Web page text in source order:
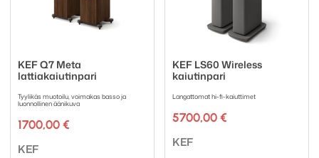
KEF Q7 Meta
lattiakaiutinpari
Tyylikäs muotoilu, voimakas basso ja
luonnollinen äänikuva
1700,00 €
Tuotemerkki:
KEF
KEF LS60 Wireless
kaiutinpari
Langattomat hi-fi-kaiuttimet
5700,00 €
Tuotemerkki:
KEF